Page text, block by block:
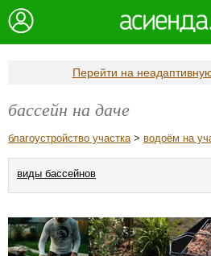
Перейти на
бассейн на даче
благоустройство участка> водоём на
виды бассейнов